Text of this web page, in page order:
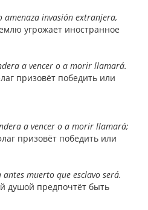
amenaza invasión extranjera,
угрожает иностранное
a vencer o a morir llamará.
призовёт победить или
a vencer o a morir llamará;
призовёт победить или
muerto que esclavo será.
душой предпочтёт быть